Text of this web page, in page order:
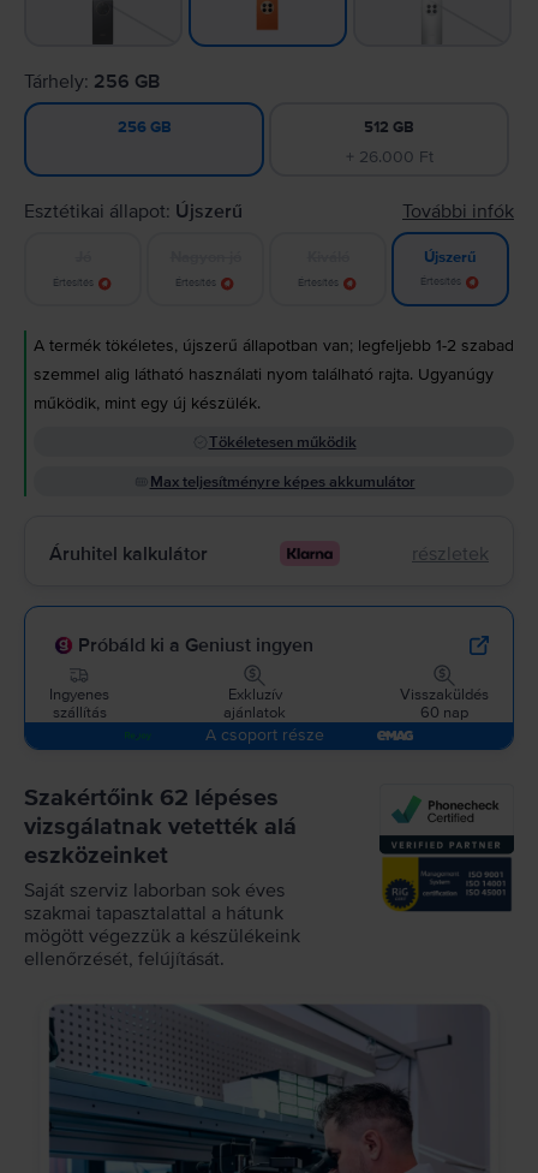
Tárhely: 256 GB
256 GB 512 GB
+ 26.000 Ft
Esztétikai állapot: Újszerű További infók
Értesítés Értesítés Értesítés
Újszerű
Értesítés
A termék tökéletes, újszerű állapotban van; legfeljebb 1-2 szabad
szemmel alig látható használati nyom található rajta. Ugyanúgy
működik, mint egy új készülék.
Tökéletesen működik
Max teljesítményre képes akkumulátor
Áruhitel kalkulátor részletek
Próbáld ki a Geniust ingyen
Ingyenes
szállítás
Exkluzív
ajánlatok
Visszaküldés
60 nap
A csoport része
Szakértőink 62 lépéses
vizsgálatnak vetették alá
eszközeinket
Saját szerviz laborban sok éves
szakmai tapasztalattal a hátunk
mögött végezzük a készülékeink
ellenőrzését, felújítását.